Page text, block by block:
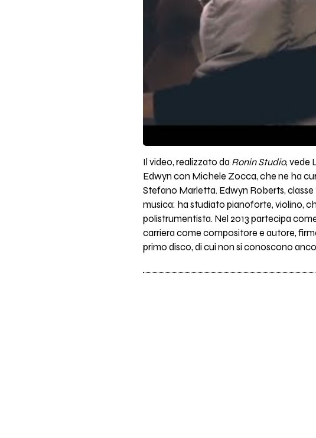
Il video, realizzato da Ronin Studio, vede
Edwyn con Michele Zocca, che ne ha
Stefano Marletta. Edwyn Roberts,
musica: ha studiato pianoforte, violino,
polistrumentista. Nel 2013 partecipa
carriera come compositore e autore,
primo disco, di cui non si conoscono